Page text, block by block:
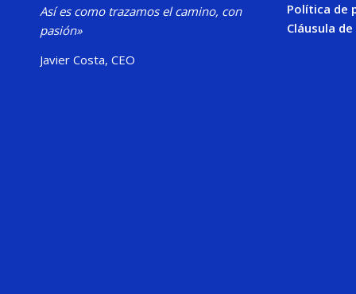
Así es como trazamos el camino, con
pasión»
Javier Costa, CEO
Política de
Cláusula